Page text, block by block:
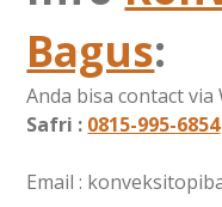
Bagus:
Anda bisa contact via
Safri : 0815-995-6854
Email :